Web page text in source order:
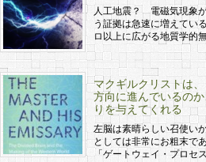
人工地震？ 電磁気現象
う証拠は急速に増えてい
ロ以上に広がる地質学的
マクギルクリストは
方向に進んでいるの
りを与えてくれる
左脳は素晴らしい召使い
としては非常にお粗末で
「ゲートウェイ・プロセ